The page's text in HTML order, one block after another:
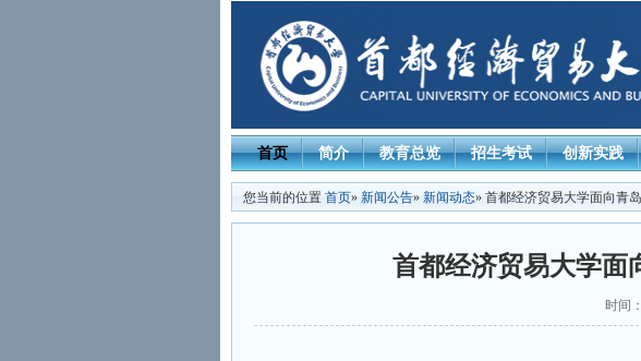
首页 简介 教育总览 招生考试 创新实践
您当前的位置 首页» 新闻公告» 新闻动态» 首都经济贸易大学面向青
首都经济贸易大学面
时间